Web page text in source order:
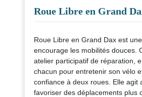
Roue Libre en Grand
Roue Libre en Grand Dax est
encourage les mobilités douces.
atelier participatif de réparation,
chacun pour entretenir son vélo
confiance à deux roues. Elle agit
favoriser des déplacements plus